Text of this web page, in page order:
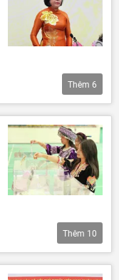
cử tri
Thêm 6
Thêm 10